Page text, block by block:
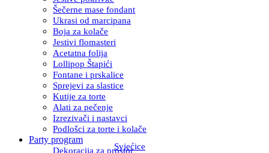
Šečerne mase fondant
Ukrasi od marcipana
Boja za kolače
Jestivi flomasteri
Acetatna folija
Lollipop Štapići
Fontane i prskalice
Sprejevi za slastice
Kutije za torte
Alati za pečenje
Izrezivači i nastavci
Podlošci za torte i kolače
Party program
Dekoracija za prostor
Svjećice